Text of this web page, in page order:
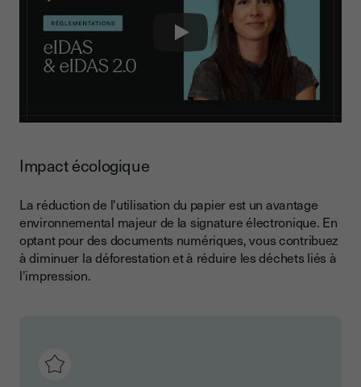
Play
Impact écologique
La réduction de l'utilisation du papier est un avantage
environnemental majeur de la signature électronique. En
optant pour des documents numériques, vous contribuez
à diminuer la déforestation et à réduire les déchets liés à
l'impression.